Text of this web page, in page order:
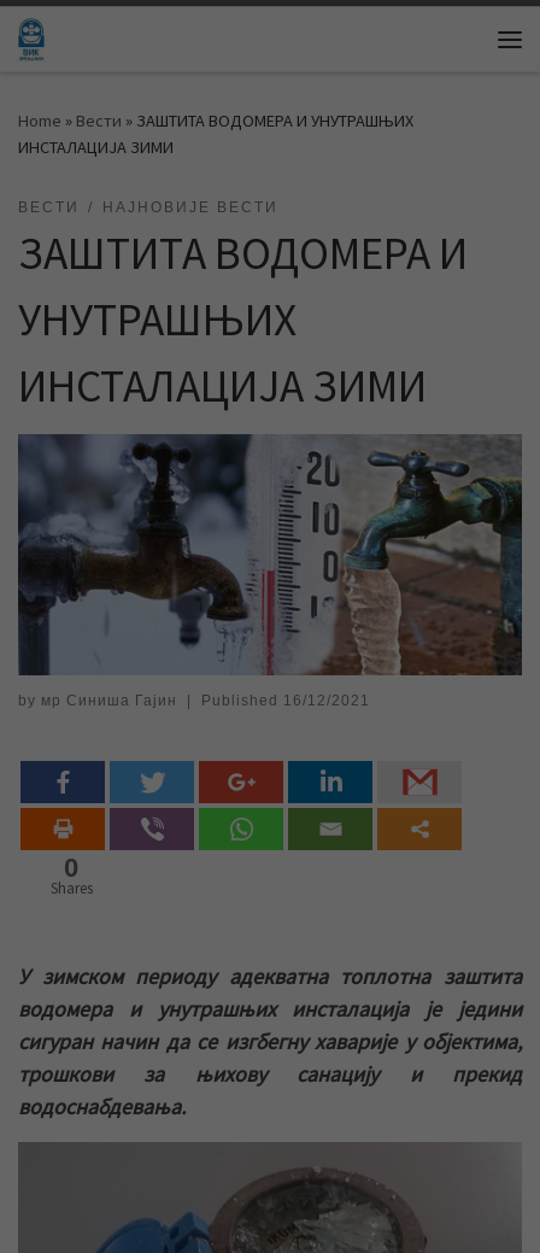
Skip to content
Home » Вести » ЗАШТИТА ВОДОМЕРА И УНУТРАШЊИХ
ИНСТАЛАЦИЈА ЗИМИ
ВЕСТИ НАЈНОВИЈЕ ВЕСТИ
ЗАШТИТА ВОДОМЕРА И
УНУТРАШЊИХ
ИНСТАЛАЦИЈА ЗИМИ
by мр Синиша Гајин Published 16/12/2021
0
Shares
У зимском периоду адекватна топлотна заштита
водомера и унутрашњих инсталација је једини
сигуран начин да се изгбегну хаварије у објектима,
трошкови за њихову санацију и прекид
водоснабдевања.